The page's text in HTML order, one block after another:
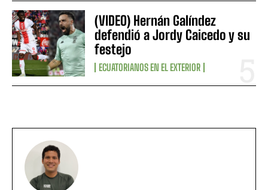
(VIDEO) Hernán Galíndez
defendió a Jordy Caicedo y su
festejo
ECUATORIANOS EN EL EXTERIOR